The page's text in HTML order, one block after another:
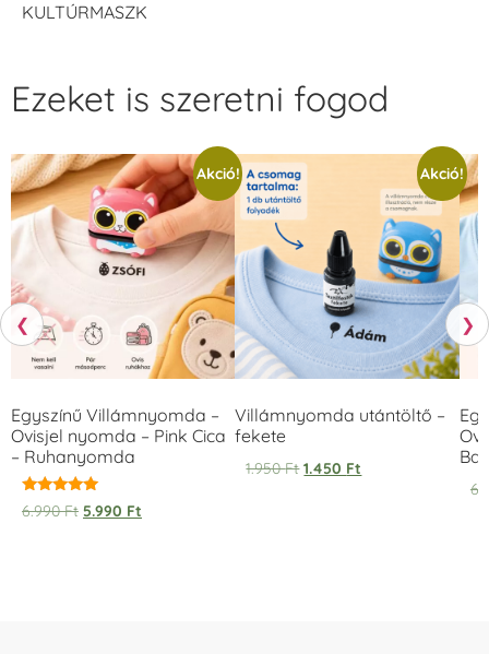
KULTÚRMASZK
❮
Ezeket is szeretni fogod
Akció!
Egyszínű Villámnyomda –
Ovisjel nyomda – Pink Cica
– Ruhanyomda
Értékelés:
5.00
6.990Ft 5.990 Ft
Akció!
Villámnyomda utántöltő –
fekete
1.950Ft 1.450 Ft
❯